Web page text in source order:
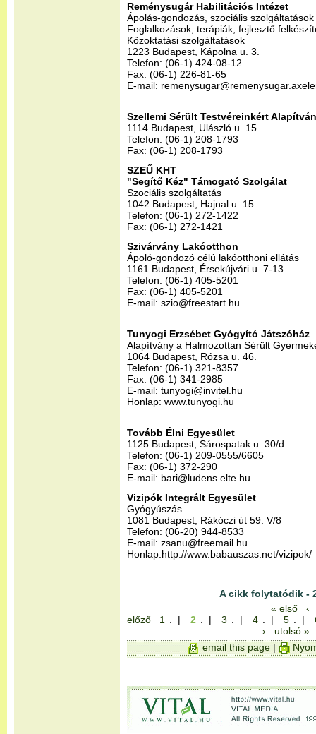
Reménysugár Habilitációs Intézet
Ápolás-gondozás, szociális szolgáltatások
Foglalkozások, terápiák, fejlesztő
Közoktatási szolgáltatások
1223 Budapest, Kápolna u. 3.
Telefon: (06-1) 424-08-12
Fax: (06-1) 226-81-65
E-mail:
Szellemi Sérült Testvéreinkért
1114 Budapest, Ulászló u. 15.
Telefon: (06-1) 208-1793
Fax: (06-1) 208-1793
SZEŰ KHT
"Segítő Kéz" Támogató Szolgálat
Szociális szolgáltatás
1042 Budapest, Hajnal u. 15.
Telefon: (06-1) 272-1422
Fax: (06-1) 272-1421
Szivárvány Lakóotthon
Ápoló-gondozó célú lakóotthoni ellátás
1161 Budapest, Érsekújvári u. 7-13.
Telefon: (06-1) 405-5201
Fax: (06-1) 405-5201
E-mail: szio@freestart.hu
Tunyogi Erzsébet Gyógyító Játszóház
Alapítvány a Halmozottan Sérült
1064 Budapest, Rózsa u. 46.
Telefon: (06-1) 321-8357
Fax: (06-1) 341-2985
E-mail: tunyogi@invitel.hu
Honlap: www.tunyogi.hu
Tovább Élni Egyesület
1125 Budapest, Sárospatak u. 30/d.
Telefon: (06-1) 209-0555/6605
Fax: (06-1) 372-290
E-mail: bari@ludens.elte.hu
Vizipók Integrált Egyesület
Gyógyúszás
1081 Budapest, Rákóczi út 59. V/8
Telefon: (06-20) 944-8533
E-mail: zsanu@freemail.hu
Honlap:http://www.babauszas.net/vizipok/
A cikk folytatódik -
« első
‹
előző
1 . | 2 . | 3 . | 4 . | 5 . |
›
utolsó »
email this page |